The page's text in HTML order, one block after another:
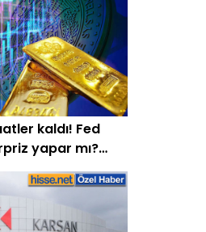
kaldı! Fed
yapar mı?
Uzman isim